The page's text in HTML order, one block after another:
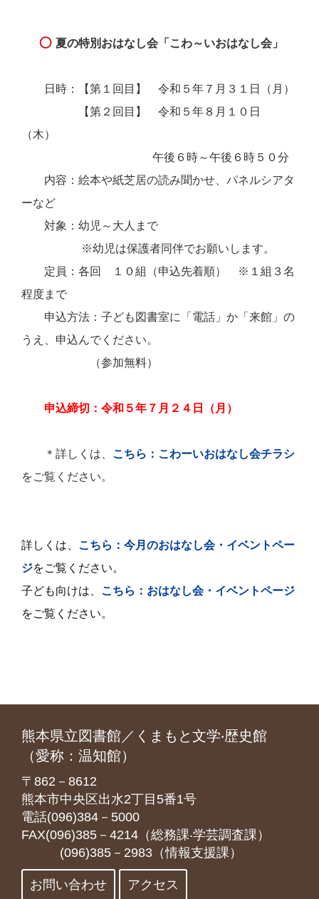
夏の特別おはなし会「こわ～いおはなし会」
日時：【第１回目】 令和５年７月３１日（月）
【第２回目】 令和５年８月１０日
（木）
午後６時～午後６時５０分
内容：絵本や紙芝居の読み聞かせ、パネルシアタ
ーなど
対象：幼児～大人まで
※幼児は保護者同伴でお願いします。
定員：各回 １０組（申込先着順） ※１組３名
程度まで
申込方法：子ども図書室に「電話」か「来館」の
うえ、申込んでください。
（参加無料）
申込締切：令和５年７月２４日（月）
＊詳しくは、 こちら：こわーいおはなし会チラシ
をご覧ください。
詳しくは、 こちら ：今月のおはなし会・イベントペー
ジをご覧ください。
子ども向けは、 こちら：おはなし会・イベントページ
をご覧ください。
熊本県立図書館／くまもと文学‧歴史館
（愛称：温知館）
〒862－8612
熊本市中央区出水2丁目5番1号
電話(096)384－5000
FAX(096)385－4214（総務課‧学芸調査課）
(096)385－2983（情報支援課）
お問い合わせ アクセス